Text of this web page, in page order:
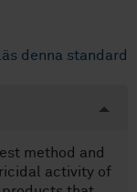
denna standard
method and
activity of